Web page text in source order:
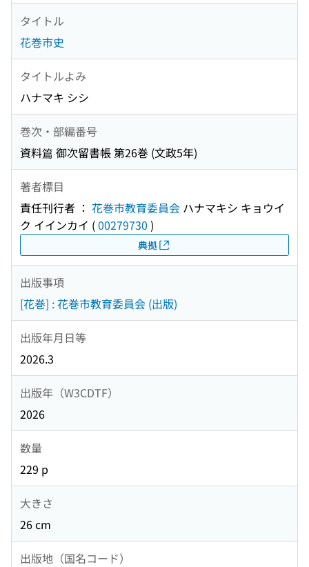
タイトル
花巻市史
タイトルよみ
ハナマキ シシ
巻次・部編番号
資料篇 御次留書帳 第26巻 (文政5年)
著者標目
責任刊行者 ： 花巻市教育委員会 ハナマキシ キョウイ
ク イインカイ (00279730 )
典拠
出版事項
[花巻] : 花巻市教育委員会 (出版)
出版年月日等
2026.3
出版年（W3CDTF）
2026
数量
229 p
大きさ
26 cm
出版地（国名コード）